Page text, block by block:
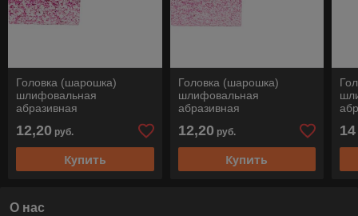
Головка (шарошка)
шлифовальная
абразивная
цилиндрическая (форма
AW), ZY 3232/6 ADW 24
M5V STEEL, Pferd
12,20 руб.
Купить
Головка (шарошка)
шлифовальная
абразивная
цилиндрическая (форма
AW), ZY 3232/6 ADW 46
M5V STEEL, Pferd
12,20 руб.
Купить
14
О нас